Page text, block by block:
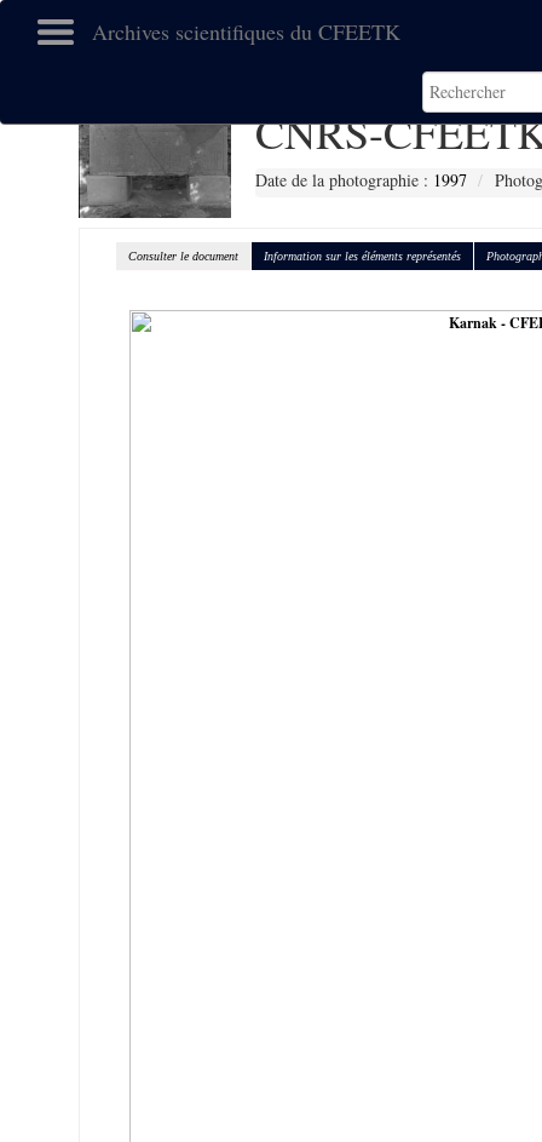
Archives scientifiques du CFEETK
CNRS-
Date de la photographie : 1997
Consulter le document Information sur les éléments représentés